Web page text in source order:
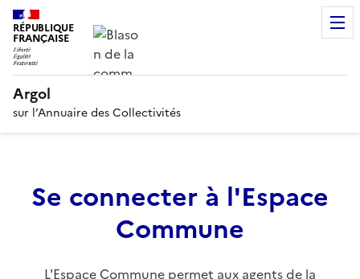
RÉPUBLIQUE
FRANÇAISE
Argol
sur l’Annuaire des Collectivités
Se connecter à l'Espace
Commune
L'Espace Commune permet aux agents de la